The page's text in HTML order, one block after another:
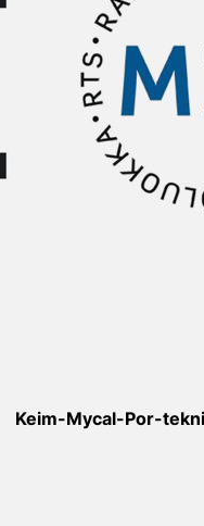
Keim-Mycal-Por-